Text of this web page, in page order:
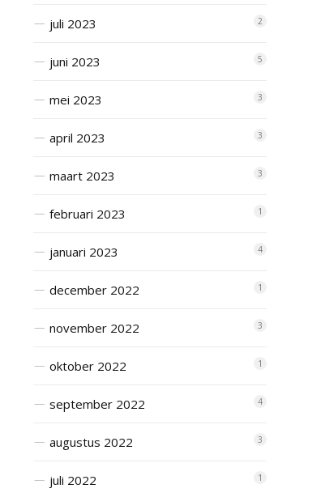
juli 2023 2
juni 2023 5
mei 2023 3
april 2023 3
maart 2023 3
februari 2023 1
januari 2023 4
december 2022 1
november 2022 3
oktober 2022 1
september 2022 4
augustus 2022 3
juli 2022 1